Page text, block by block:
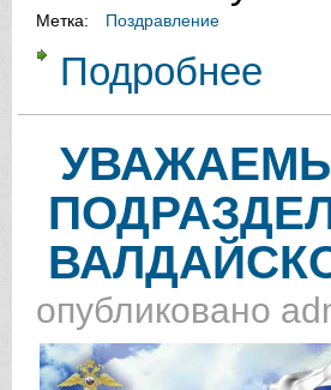
Метка: Поздравление
Подробнее
опубликовано